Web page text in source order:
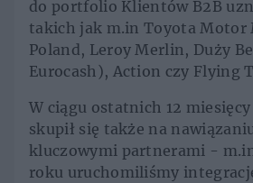
do portfolio Klientów B2B
takich jak m.in Toyota Motor
Poland, Leroy Merlin, Duży
Eurocash), Action czy Flying
W ciągu ostatnich 12 miesięcy
skupił się także na
kluczowymi partnerami -
roku uruchomiliśmy